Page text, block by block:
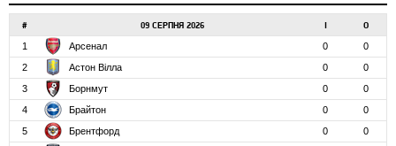
# 09 СЕРПНЯ 2026 І О
1 Арсенал 0
0
2
Астон Вілла 0
0
3
Борнмут 0
0
4
Брайтон 0
0
5
Брентфорд 0
0